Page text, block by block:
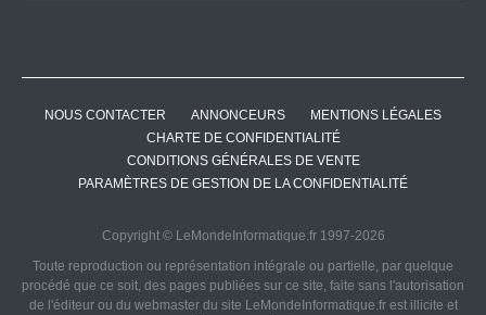
NOUS CONTACTER ANNONCEURS
MENTIONS LÉGALES
CHARTE DE CONFIDENTIALITÉ
CONDITIONS GÉNÉRALES DE VENTE
PARAMÈTRES DE GESTION DE LA CONFIDENTIALITÉ
Copyright © LeMondeInformatique.fr 1997-2026
Toute reproduction ou représentation intégrale ou partielle, par quelque
procédé que ce soit, des pages publiées sur ce site, faite sans l'autorisation
de l'éditeur ou du webmaster du site LeMondeInformatique.fr est illicite et